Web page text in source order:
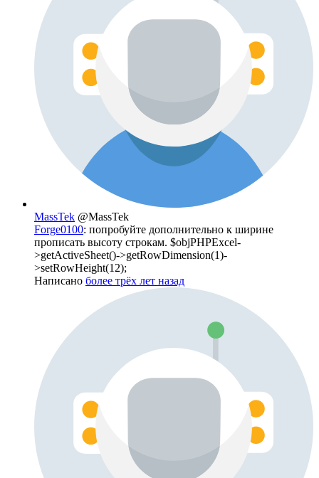
MassTek @MassTek
Forge0100: попробуйте дополнительно к ширине
прописать высоту строкам. $objPHPExcel-
>getActiveSheet()->getRowDimension(1)-
>setRowHeight(12);
Написано более трёх лет назад